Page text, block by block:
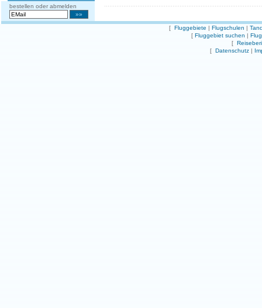
bestellen oder abmelden
[ Fluggebiete | Flugschulen |
[ Fluggebiet suchen |
[
[ Datenschutz |